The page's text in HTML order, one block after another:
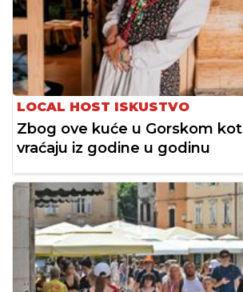
LOCAL HOST ISKUSTVO
Zbog ove kuće u Gorskom
vraćaju iz godine u godinu